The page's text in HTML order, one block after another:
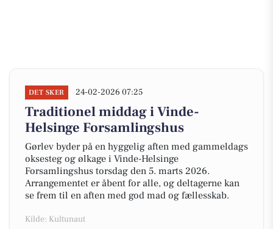
DET SKER 24-02-2026 07:25
Traditionel middag i Vinde-
Helsinge Forsamlingshus
Gørlev byder på en hyggelig aften med gammeldags
oksesteg og ølkage i Vinde-Helsinge
Forsamlingshus torsdag den 5. marts 2026.
Arrangementet er åbent for alle, og deltagerne kan
se frem til en aften med god mad og fællesskab.
Kilde: Kultunaut